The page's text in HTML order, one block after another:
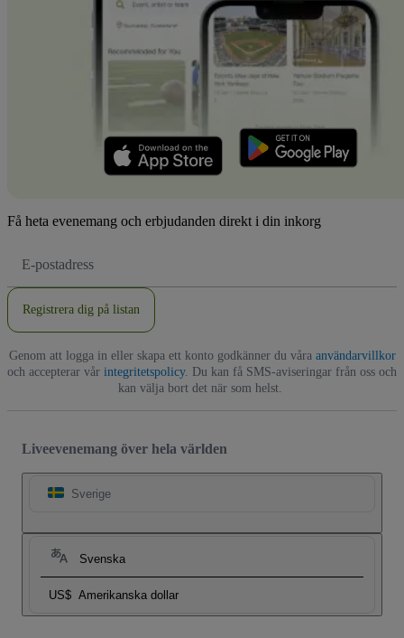
Få heta evenemang och erbjudanden direkt i din inkorg
postadress
Registrera dig på listan
Genom att logga in eller skapa ett konto godkänner du våra användarvillkor
och accepterar vår integritetspolicy. Du kan få SMS-aviseringar från oss och
kan välja bort det när som helst.
Liveevenemang över hela världen
Sverige
Svenska
US$ Amerikanska dollar